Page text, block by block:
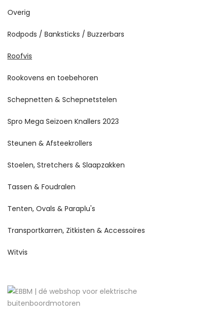
Overig
Rodpods / Banksticks / Buzzerbars
Roofvis
Rookovens en toebehoren
Schepnetten & Schepnetstelen
Spro Mega Seizoen Knallers 2023
Steunen & Afsteekrollers
Stoelen, Stretchers & Slaapzakken
Tassen & Foudralen
Tenten, Ovals & Paraplu's
Transportkarren, Zitkisten & Accessoires
Witvis